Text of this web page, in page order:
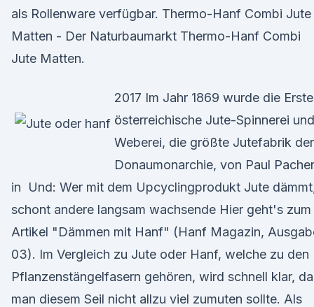
als Rollenware verfügbar. Thermo-Hanf Combi Jute
Matten - Der Naturbaumarkt Thermo-Hanf Combi
Jute Matten.
2017 Im Jahr 1869 wurde die Erste
österreichische Jute-Spinnerei
Weberei, die größte Jutefabrik der
Donaumonarchie, von Paul Pacher
in Und: Wer mit dem Upcyclingprodukt Jute
schont andere langsam wachsende Hier geht's zum
Artikel "Dämmen mit Hanf" (Hanf Magazin,
03). Im Vergleich zu Jute oder Hanf, welche zu den
Pflanzenstängelfasern gehören, wird schnell klar,
man diesem Seil nicht allzu viel zumuten sollte. Als